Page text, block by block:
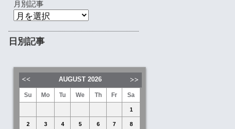
月別記事
日別記事
AUGUST 2026
Su Mo Tu We Th Fr Sa
1
2 3 4 5 6 7 8